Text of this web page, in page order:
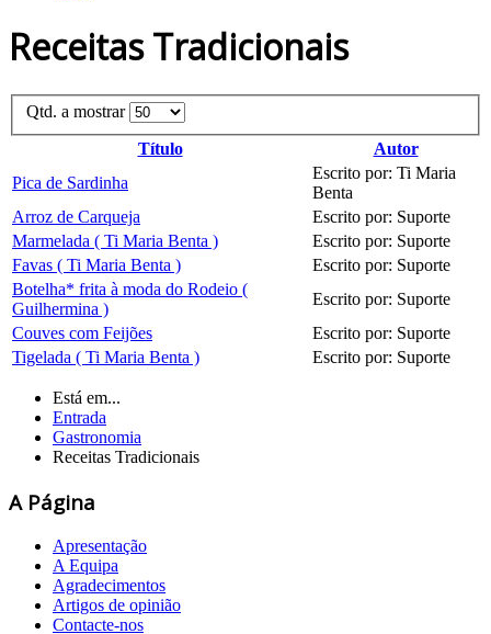
Receitas Tradicionais
Qtd. a mostrar
Título
Autor
Pica de Sardinha
Escrito por: Ti Maria
Benta
Arroz de Carqueja
Escrito por: Suporte
Marmelada ( Ti Maria Benta )
Escrito por: Suporte
Favas ( Ti Maria Benta )
Escrito por: Suporte
Botelha* frita à moda do Rodeio (
Guilhermina )
Escrito por: Suporte
Couves com Feijões
Escrito por: Suporte
Tigelada ( Ti Maria Benta )
Escrito por: Suporte
Está em...
Entrada
Gastronomia
Receitas Tradicionais
A Página
Apresentação
A Equipa
Agradecimentos
Artigos de opinião
Contacte-nos